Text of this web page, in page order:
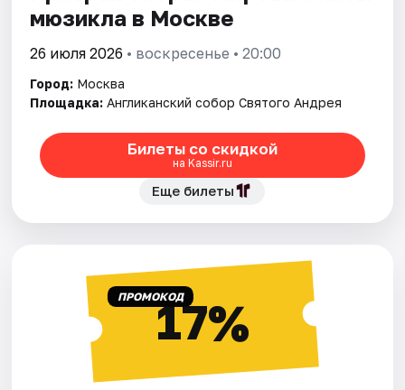
Площадки
Рейтинги
мюзикла в Москве
26 июля 2026 • воскресенье • 20:00
Город: Москва
Площадка: Англиканский собор Святого Андрея
Билеты со скидкой
на Kassir.ru
Еще билеты
ПРОМОКОД17%